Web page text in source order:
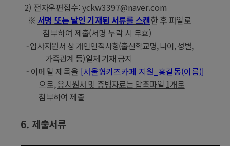
2) 전자우편접수: yckw3397@naver.com
※ 서명 또는 날인 기재된 서류를 스캔한 후 파일로
첨부하여 제출(서명 누락 시 무효)
-입사지원서 상 개인인적사항(출신학교명,나이,성별,
가족관계 등)일체 기재 금지
- 이메일 제목을 [서울형키즈카페 지원 홍길동(이름)]
으로,응시원서 및 증빙자료는 압축파일 1개로
첨부하여 제출
6. 제출서류